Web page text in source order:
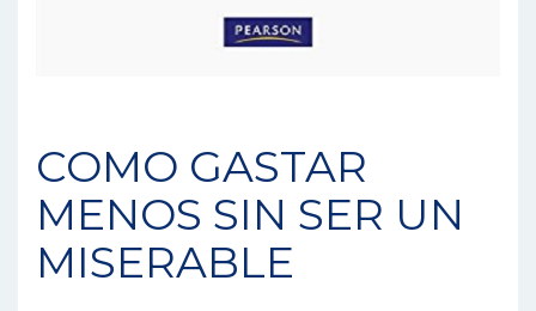
COMO GASTAR
MENOS SIN SER UN
MISERABLE